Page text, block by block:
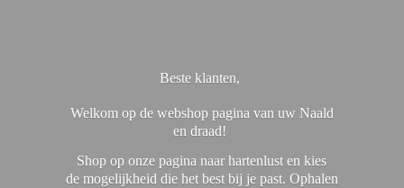
Beste klanten,
Welkom op de webshop pagina van uw Naald
en draad!
Shop op onze pagina naar hartenlust en kies
de mogelijkheid die het best bij je past. Ophalen